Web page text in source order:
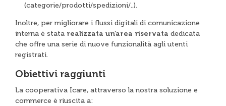
(categorie/prodotti/spedizioni/..).
Inoltre, per migliorare i flussi digitali di comunicazione
interna è stata realizzata un’area riservata dedicata
che offre una serie di nuove funzionalità agli utenti
registrati.
Obiettivi raggiunti
La cooperativa Icare, attraverso la nostra soluzione e
commerce è riuscita a: